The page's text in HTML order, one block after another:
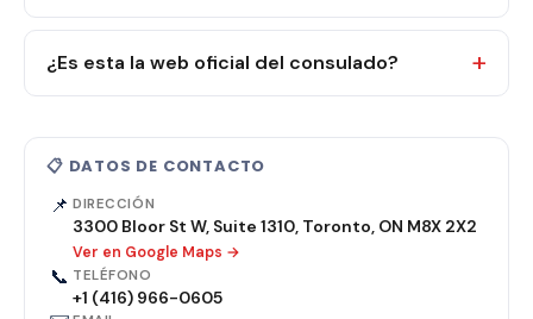
📋 DATOS DE CONTACTO
📌 DIRECCIÓN
3300 Bloor St W, Suite 1310, Toronto, ON M8X 2X2
Ver en Google Maps →
📞 TELÉFONO
+1 (416) 966-0605
¿Es esta la web oficial del consulado?